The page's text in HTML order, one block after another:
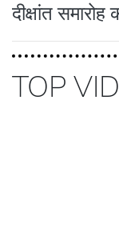
दीक्षांत
TOP